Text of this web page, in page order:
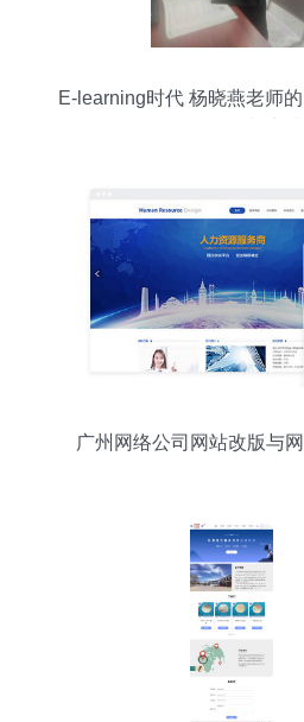
E-learning时代 杨晓燕老师
广州网络公司网站改版与